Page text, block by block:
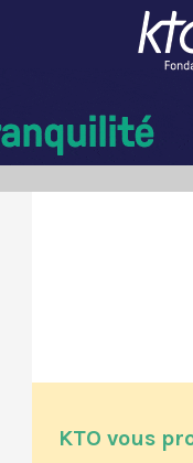
KTO vous